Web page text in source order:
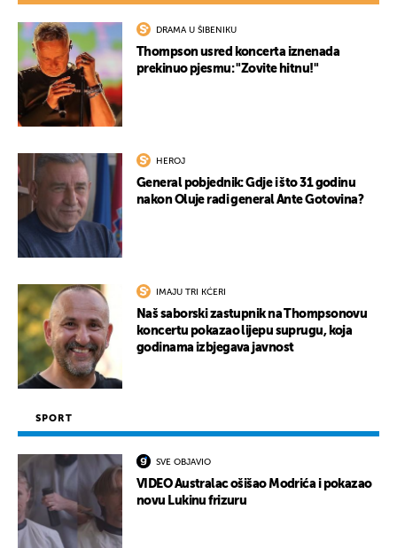
DRAMA U ŠIBENIKU
Thompson usred koncerta iznenada
prekinuo pjesmu: "Zovite hitnu!"
HEROJ
General pobjednik: Gdje i što 31 godinu
nakon Oluje radi general Ante Gotovina?
IMAJU TRI KĆERI
Naš saborski zastupnik na Thompsonovu
koncertu pokazao lijepu suprugu, koja
godinama izbjegava javnost
SPORT
SVE OBJAVIO
VIDEO Australac ošišao Modrića i pokazao
novu Lukinu frizuru